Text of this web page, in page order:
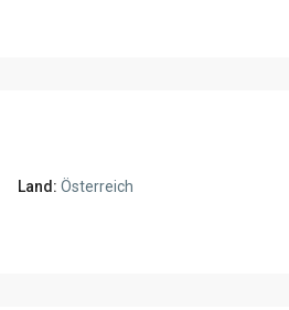
Land: Österreich